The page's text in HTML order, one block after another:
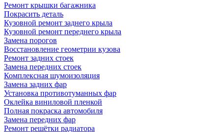
Ремонт крышки багажника
Покрасить деталь
Кузовной ремонт заднего крыла
Кузовной ремонт переднего крыла
Замена порогов
Восстановление геометрии кузова
Ремонт задних стоек
Замена передних стоек
Комплексная шумоизоляция
Замена задних фар
Установка противотуманных фар
Оклейка виниловой пленкой
Полная покраска автомобиля
Замена передних фар
Ремонт решётки радиатора